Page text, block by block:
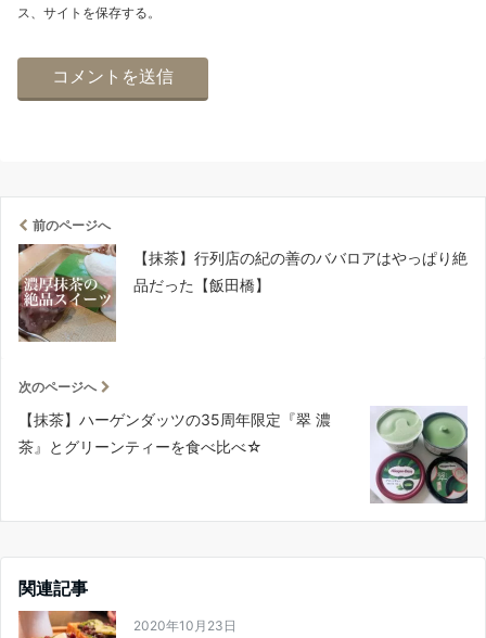
ス、サイトを保存する。
前のページへ
【抹茶】行列店の紀の善のババロアはやっぱり絶
品だった【飯田橋】
次のページへ
【抹茶】ハーゲンダッツの35周年限定『翠 濃
茶』とグリーンティーを食べ比べ☆
関連記事
2020年10月23日